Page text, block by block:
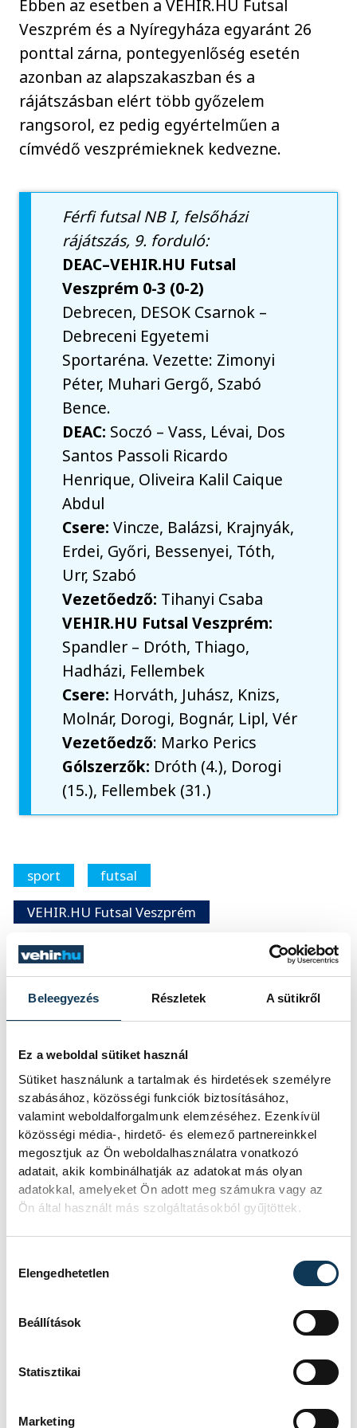
Beleegyezés Részletek A sütikről
Ez a weboldal sütiket használ
Sütiket használunk a tartalmak és hirdetések személyre
szabásához, közösségi funkciók biztosításához,
valamint weboldalforgalmunk elemzéséhez. Ezenkívül
közösségi média-, hirdető- és elemező partnereinkkel
megosztjuk az Ön weboldalhasználatra vonatkozó
adatait, akik kombinálhatják az adatokat más olyan
adatokkal, amelyeket Ön adott meg számukra vagy az
Ön által használt más szolgáltatásokból gyűjtöttek.
Elengedhetetlen
Beállítások
Statisztikai
Marketing
Ebben az esetben a VEHIR.HU Futsal
Veszprém és a Nyíregyháza egyaránt 26
ponttal zárna, pontegyenlőség esetén
azonban az alapszakaszban és a
rájátszásban elért több győzelem
rangsorol, ez pedig egyértelműen a
címvédő veszprémieknek kedvezne.
Férfi futsal NB I, felsőházi
rájátszás, 9. forduló:
DEAC–VEHIR.HU Futsal
Veszprém 0-3 (0-2)
Debrecen, DESOK Csarnok –
Debreceni Egyetemi
Sportaréna. Vezette: Zimonyi
Péter, Muhari Gergő, Szabó
Bence.
DEAC: Soczó – Vass, Lévai, Dos
Santos Passoli Ricardo
Henrique, Oliveira Kalil Caique
Abdul
Csere:Vincze, Balázsi, Krajnyák,
Erdei, Győri, Bessenyei, Tóth,
Urr, Szabó
Vezetőedző: Tihanyi Csaba
VEHIR.HU Futsal Veszprém:
Spandler – Dróth, Thiago,
Hadházi, Fellembek
Csere: Horváth, Juhász, Knizs,
Molnár, Dorogi, Bognár, Lipl, Vér
Vezetőedző: Marko Perics
Gólszerzők: Dróth (4.), Dorogi
(15.), Fellembek (31.)
sport
futsal
VEHIR.HU Futsal Veszprém
vehir.hu
Események
KORÁBBI ESEMÉNYEK BETÖLTÉSE
SOROZAT
HAZAI
VENDÉG
VESZPRÉM, MÁRCIUS 15.
RÉSZLETEK